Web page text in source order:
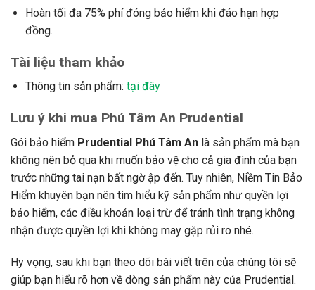
Hoàn tối đa 75% phí đóng bảo hiểm khi đáo hạn hợp
đồng.
Tài liệu tham khảo
Thông tin sản phẩm: tại đây
Lưu ý khi mua Phú Tâm An Prudential
Gói bảo hiểm Prudential Phú Tâm An là sản phẩm mà bạn
không nên bỏ qua khi muốn bảo vệ cho cả gia đình của bạn
trước những tai nạn bất ngờ ập đến. Tuy nhiên, Niềm Tin Bảo
Hiểm khuyên bạn nên tìm hiểu kỹ sản phẩm như quyền lợi
bảo hiểm, các điều khoản loại trừ để tránh tình trạng không
nhận được quyền lợi khi không may gặp rủi ro nhé.
Hy vọng, sau khi bạn theo dõi bài viết trên của chúng tôi sẽ
giúp bạn hiểu rõ hơn về dòng sản phẩm này của Prudential.